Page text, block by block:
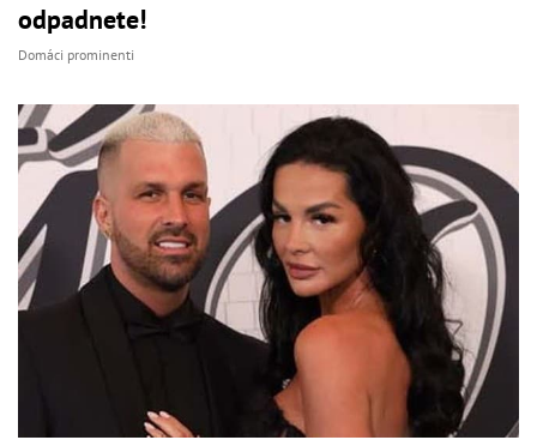
odpadnete!
Domáci prominenti